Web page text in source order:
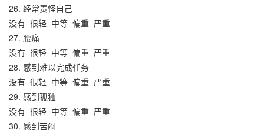
26. 经常责怪自己
没有 很轻 中等 偏重 严重
27. 腰痛
没有 很轻 中等 偏重 严重
28. 感到难以完成任务
没有 很轻 中等 偏重 严重
29. 感到孤独
没有 很轻 中等 偏重 严重
30. 感到苦闷